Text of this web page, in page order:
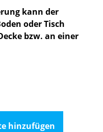
kann der
oder Tisch
bzw. an einer
hinzufügen